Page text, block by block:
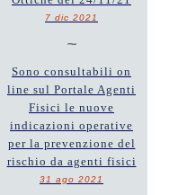
7 dic 2021
~
Sono consultabili on
line sul Portale Agenti
Fisici le nuove
indicazioni operative
per la prevenzione del
rischio da agenti fisici
31 ago 2021